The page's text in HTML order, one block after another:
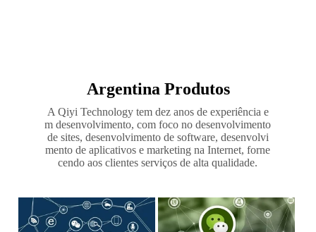
Argentina Produtos
A Qiyi Technology tem dez anos de experiência e
m desenvolvimento, com foco no desenvolvimento
de sites, desenvolvimento de software, desenvolvi
mento de aplicativos e marketing na Internet, forne
cendo aos clientes serviços de alta qualidade.